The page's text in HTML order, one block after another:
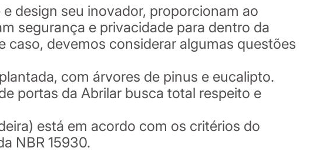
design seu inovador, proporcionam ao
segurança e privacidade para dentro da
devemos considerar algumas questões
com árvores de pinus e eucalipto.
portas da Abrilar busca total respeito e
está em acordo com os critérios do
NBR 15930.